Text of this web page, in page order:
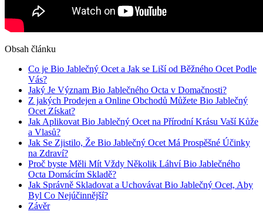
Obsah článku
Co‍ je⁣ Bio Jablečný Ocet a ⁤Jak se Liší od ‌Běžného Ocet Podle
Vás?
Jaký ​Je Význam Bio Jablečného Octa v Domačnosti?
Z jakých Prodejen a Online Obchodů‌ Můžete Bio Jablečný
‌Ocet Získat?
Jak⁣ Aplikovat Bio ‍Jablečný⁤ Ocet na Přírodní Krásu Vaší Kůže
a Vlasů?
Jak Se ⁢Zjistilo, Že Bio Jablečný Ocet Má Prospěšné Účinky‍
na Zdraví?
Proč byste Měli‌ Mít Vždy Několik Láhví ⁢Bio ⁣Jablečného
Octa Domácím‍ Skladě?
Jak Správně Skladovat a Uchovávat Bio Jablečný ⁢Ocet, Aby‍
Byl Co Nejúčinnější?
Závěr